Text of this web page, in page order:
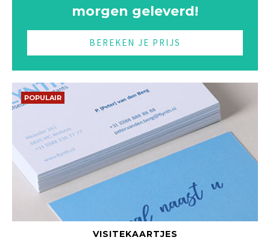
morgen geleverd!
BEREKEN JE PRIJS
POPULAIR
BEKIJK DIT PRODUCT
VISITEKAARTJES